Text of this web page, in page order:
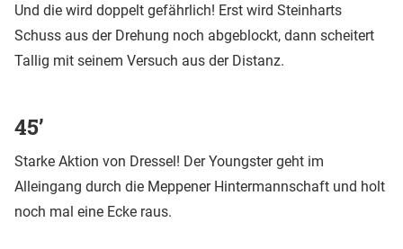
Und die wird doppelt gefährlich! Erst wird Steinharts
Schuss aus der Drehung noch abgeblockt, dann scheitert
Tallig mit seinem Versuch aus der Distanz.
45’
Starke Aktion von Dressel! Der Youngster geht im
Alleingang durch die Meppener Hintermannschaft und holt
noch mal eine Ecke raus.